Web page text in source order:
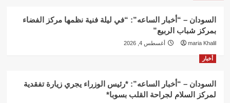
السودان – “أخبار الساعه”: “في ليلة فنية نظمها مركز الفضاء
بمركز شباب الربيع”
maria Khalil أغسطس 4, 2026
أخبار
السودان – “أخبار الساعه”: *رئيس الوزراء يجري زيارة تفقدية
لمركز السلام لجراحة القلب بسوبا*